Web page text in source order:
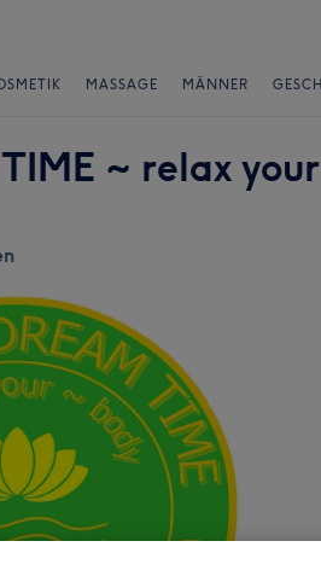
MASSAGE MÄNNER
~ relax